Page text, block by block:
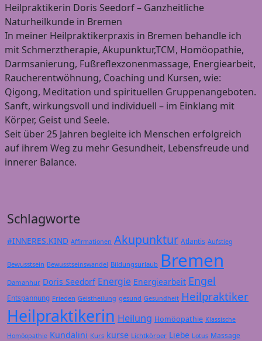
Heilpraktikerin Doris Seedorf – Ganzheitliche
Naturheilkunde in Bremen
In meiner Heilpraktikerpraxis in Bremen behandle ich
mit Schmerztherapie, Akupunktur,TCM, Homöopathie,
Darmsanierung, Fußreflexzonenmassage, Energiearbeit,
Raucherentwöhnung, Coaching und Kursen, wie:
Qigong, Meditation und spirituellen Gruppenangeboten.
Sanft, wirkungsvoll und individuell – im Einklang mit
Körper, Geist und Seele.
Seit über 25 Jahren begleite ich Menschen erfolgreich
auf ihrem Weg zu mehr Gesundheit, Lebensfreude und
innerer Balance.
Schlagworte
#INNERES.KIND Affirmationen Akupunktur Atlantis Aufstieg
Bewusstsein Bewusstseinswandel Bildungsurlaub Bremen
Damanhur Doris Seedorf Energie Energiearbeit Engel
Entspannung Frieden Geistheilung gesund Gesundheit Heilpraktiker
Heilpraktikerin Heilung Homöopathie Klassische
Homöopathie Kundalini Kurs kurse Lichtkörper Liebe Lotus Massage